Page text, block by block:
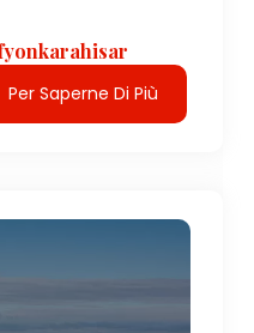
Per Saperne Di Più